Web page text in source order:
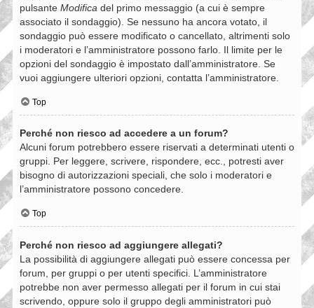
pulsante Modifica del primo messaggio (a cui è sempre
associato il sondaggio). Se nessuno ha ancora votato, il
sondaggio può essere modificato o cancellato, altrimenti solo
i moderatori e l’amministratore possono farlo. Il limite per le
opzioni del sondaggio è impostato dall’amministratore. Se
vuoi aggiungere ulteriori opzioni, contatta l’amministratore.
Top
Perché non riesco ad accedere a un forum?
Alcuni forum potrebbero essere riservati a determinati utenti o
gruppi. Per leggere, scrivere, rispondere, ecc., potresti aver
bisogno di autorizzazioni speciali, che solo i moderatori e
l’amministratore possono concedere.
Top
Perché non riesco ad aggiungere allegati?
La possibilità di aggiungere allegati può essere concessa per
forum, per gruppi o per utenti specifici. L’amministratore
potrebbe non aver permesso allegati per il forum in cui stai
scrivendo, oppure solo il gruppo degli amministratori può